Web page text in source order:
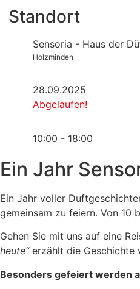
Standort
Sensoria - Haus der
Holzminden
28.09.2025
Abgelaufen!
10:00 - 18:00
Ein Jahr
Ein Jahr voller
gemeinsam zu feiern. Von 10
Gehen Sie mit uns auf eine
heute“erzählt die Geschichte
Besonders gefeiert werden